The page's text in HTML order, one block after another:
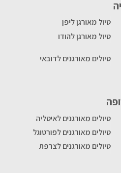
טיול מאורגן ליפן
טיול מאורגן להודו
טיולים מאורגנים לדובאי
טיולים מאורגנים לאיטליה
טיולים מאורגנים לפורטוגל
טיולים מאורגנים לצרפת